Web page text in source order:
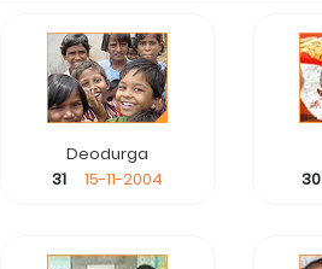
Deodurga
31
15-11-2004
30